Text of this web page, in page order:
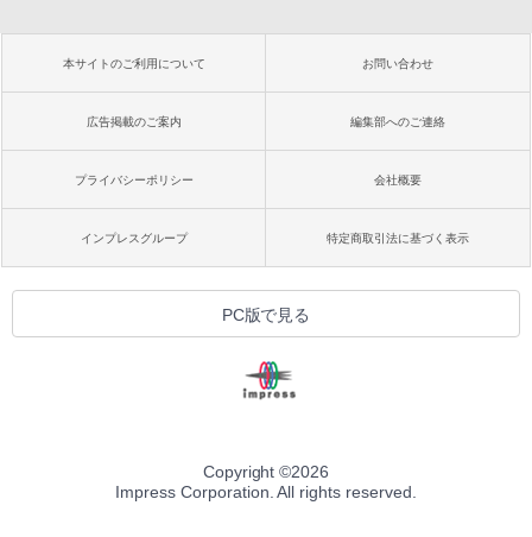
本サイトのご利用について お問い合わせ
広告掲載のご案内 編集部へのご連絡
プライバシーポリシー 会社概要
インプレスグループ 特定商取引法に基づく表示
PC版で見る
Copyright ©2026
Impress Corporation. All rights reserved.